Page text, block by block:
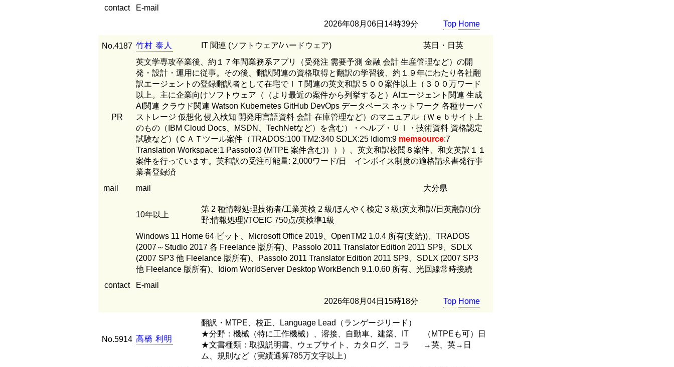
contact
E-mail
2026年08月06日14時39分
Top Home
No.4187 竹村 泰 人 IT 関連 (ソフトウェア/ハードウェア) 英日・日英
PR
英文学専攻卒業後、約１７年間業務系アプリ（受発注 需要予測 金融 会計 生産管理など）の開
発・設計・運用に従事。その後、翻訳関連の資格取得と翻訳の学習後、約１９年にわたり各社翻
訳エージェントの登録翻訳者として在宅でＩＴ関連の英文和訳５００案件以上（３００万ワード
以上。主に企業向けソフトウェア（（より最近の案件から列挙すると）AIエージェント関連 生成
AI関連 クラウド関連 Watson Kubernetes GitHub DevOps データベース ネットワーク 各種サーバ
ストレージ 仮想化 侵入検知 開発用言語資料 会計 在庫管理など）のマニュアル（Ｗｅｂサイト上
のもの（IBM Cloud Docs、MSDN、TechNetなど）を含む）・ヘルプ・ＵＩ・技術資料 資格認定
試験など）(ＣＡＴツール案件（TRADOS:100 TM2:340 SDLX:25 Idiom:9 memsource:7
Translation Workspace:1 Passolo:3 (MTPE 案件含む)）））、英文和訳校閲８案件、和文英訳１１
案件を行っています。英和訳の受注可能量: 2,000ワード/日 インボイス制度の適格請求書発行事
業者登録済
mail
mail 大分県
10年以上
第 2 種情報処理技術者/工業英検 2 級/ほんやく検定 3 級(英文和訳/日英翻訳)(分
野:情報処理)/TOEIC 750点/英検準1級
Windows 11 Home 64 ビット、Microsoft Office 2019、OpenTM2 1.0.4 所有(支給))、TRADOS
(2007～Studio 2017 各 Freelance 版所有)、Passolo 2011 Translator Edition 2011 SP9、SDLX
(2007 SP3 他 Fleelance 版所有)、Passolo 2011 Translator Edition 2011 SP9、SDLX (2007 SP3
他 Fleelance 版所有)、Idiom WorldServer Desktop WorkBench 9.1.0.60 所有、光回線常時接続
contact
E-mail
2026年08月04日15時18分
Top Home
No.5914 高橋 利 明
翻訳・MTPE、校正、Language Lead（ランゲージリード）
★分野：機械（特に工作機械）、溶接、自動車、建築、IT
★文書種類：取扱説明書、ウェブサイト、カタログ、コラ
ム、規則など（実績通算785万文字以上）
（MTPEも可）日
→英、英→日